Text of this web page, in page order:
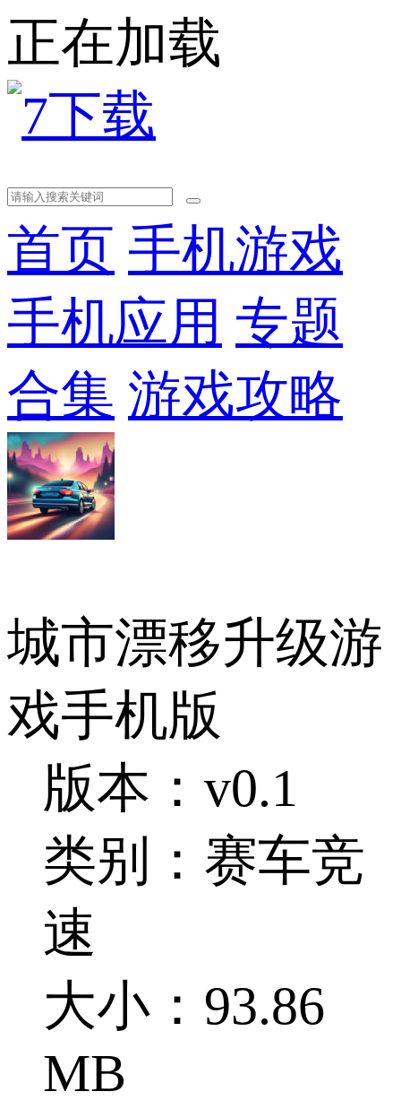
正在加载
首页 手机游戏
手机应用 专题
合集 游戏攻略
城市漂移升级游
戏手机版
版本：v0.1
类别：赛车竞
速
大小：93.86
MB